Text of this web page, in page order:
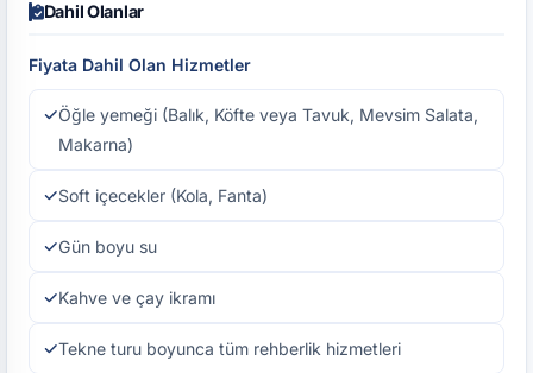
Dahil Olanlar
Fiyata Dahil Olan Hizmetler
Öğle yemeği (Balık, Köfte veya Tavuk, Mevsim Salata,
Makarna)
Soft içecekler (Kola, Fanta)
Gün boyu su
Kahve ve çay ikramı
Tekne turu boyunca tüm rehberlik hizmetleri